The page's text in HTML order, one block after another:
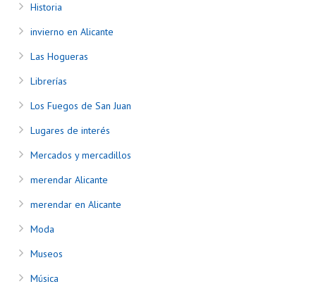
Historia
invierno en Alicante
Las Hogueras
Librerías
Los Fuegos de San Juan
Lugares de interés
Mercados y mercadillos
merendar Alicante
merendar en Alicante
Moda
Museos
Música